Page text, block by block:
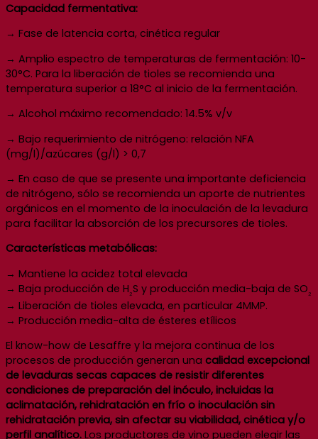
Capacidad fermentativa:
→ Fase de latencia corta, cinética regular
→ Amplio espectro de temperaturas de fermentación: 10-
30°C. Para la liberación de tioles se recomienda una
temperatura superior a 18°C al inicio de la fermentación.
→ Alcohol máximo recomendado: 14.5% v/v
→ Bajo requerimiento de nitrógeno: relación NFA
(mg/l)/azúcares (g/l) > 0,7
→ En caso de que se presente una importante deficiencia
de nitrógeno, sólo se recomienda un aporte de nutrientes
orgánicos en el momento de la inoculación de la levadura
para facilitar la absorción de los precursores de tioles.
Características metabólicas:
→ Mantiene la acidez total elevada
→ Baja producción de H₂S y producción media-baja de SO₂
→ Liberación de tioles elevada, en particular 4MMP.
→ Producción media-alta de ésteres etílicos
El know-how de Lesaffre y la mejora continua de los
procesos de producción generan una calidad excepcional
de levaduras secas capaces de resistir diferentes
condiciones de preparación del inóculo, incluidas la
aclimatación, rehidratación en frío o inoculación sin
rehidratación previa, sin afectar su viabilidad, cinética y/o
perfil analítico. Los productores de vino pueden elegir las